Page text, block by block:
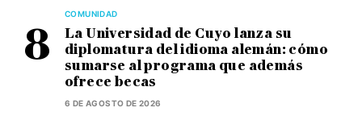
COMUNIDAD
La Universidad de Cuyo lanza su
diplomatura del idioma alemán: cómo
sumarse al programa que además
ofrece becas
6 DE AGOSTO DE 2026